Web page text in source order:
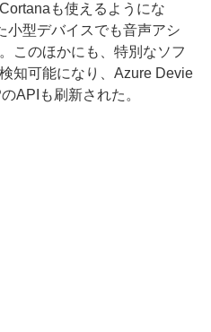
も使えるようにな
小型デバイスでも音声アシ
このほかにも、特別なソフ
知可能になり、Azure Devie
APIも刷新された。